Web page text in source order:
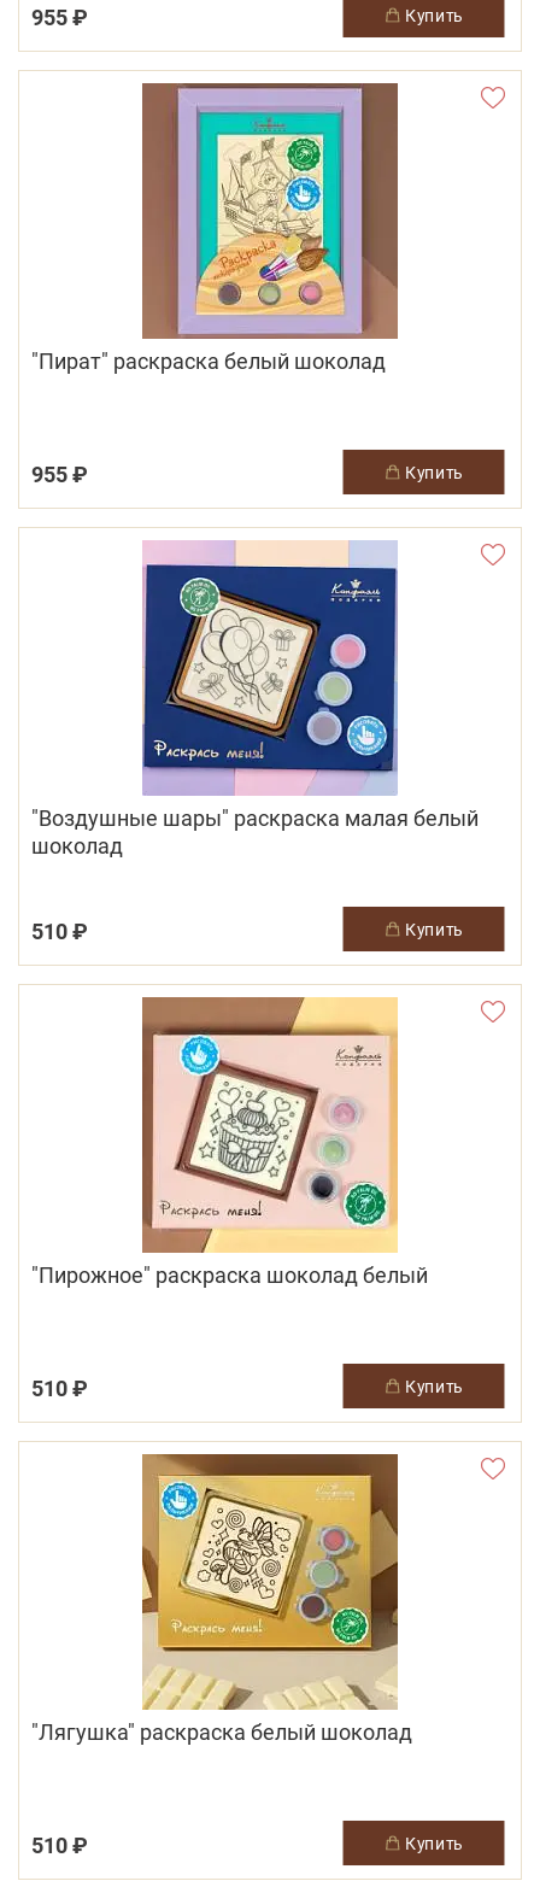
955 ₽ купить
"Пират" раскраска белый шоколад
955 ₽ купить
"Воздушные шары" раскраска малая белый
шоколад
510 ₽ купить
"Пирожное" раскраска шоколад белый
510 ₽ купить
"Лягушка" раскраска белый шоколад
510 ₽ купить